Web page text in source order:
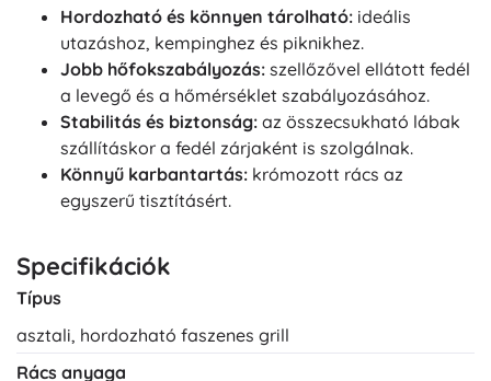
Hordozható és könnyen tárolható: ideális
utazáshoz, kempinghez és piknikhez.
Jobb hőfokszabályozás: szellőzővel ellátott fedél
a levegő és a hőmérséklet szabályozásához.
Stabilitás és biztonság: az összecsukható lábak
szállításkor a fedél zárjaként is szolgálnak.
Könnyű karbantartás: krómozott rács az
egyszerű tisztításért.
Specifikációk
Típus
asztali, hordozható faszenes grill
Rács anyaga